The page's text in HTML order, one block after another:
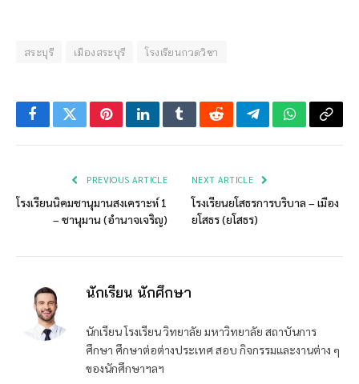
สระบุรี เมืองสระบุรี โรงเรียนกวดวิชา
FacebookTwitterPinterestLinkedInTumblrRedditTelegramWhatsApp
Copy
PREVIOUS ARTICLE
โรงเรียนนิคมชานุมานสงเคราะห์ 1
– ชานุมาน (อำนาจเจริญ)
NEXT ARTICLE
โรงเรียนยโสธรการบริบาล – เมือง
ยโสธร (ยโสธร)
นักเรียน นักศึกษา
นักเรียน โรงเรียน วิทยาลัย มหาวิทยาลัย สถาบันการ
ศึกษา ศึกษาต่อต่างประเทศ สอบ กิจกรรมและงานต่าง ๆ
ของนักศึกษาฯลฯ